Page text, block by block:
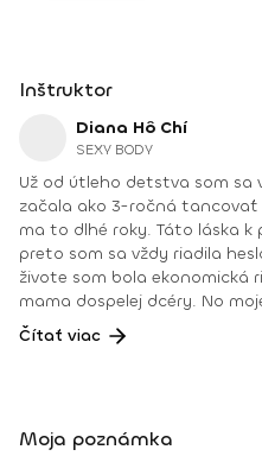
Inštruktor
Diana Hô Chí
SEXY BODY
Už od útleho detstva som sa
začala ako 3-ročná tancovať
ma to dlhé roky. Táto láska k
preto som sa vždy riadila heslom:
živote som bola ekonomická
mama dospelej dcéry. No
dostávalo do popredia už
som viedla skupinové
ocenením bola vždy pre mňa
Čítať viac
Moja poznámka